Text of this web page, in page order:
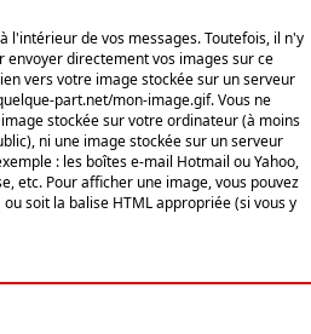
l'intérieur de vos messages. Toutefois, il n'y
envoyer directement vos images sur ce
vers votre image stockée sur un serveur
part.net/mon-image.gif. Vous ne
stockée sur votre ordinateur (à moins
ni une image stockée sur un serveur
: les boîtes e-mail Hotmail ou Yahoo,
etc. Pour afficher une image, vous pouvez
soit la balise HTML appropriée (si vous y